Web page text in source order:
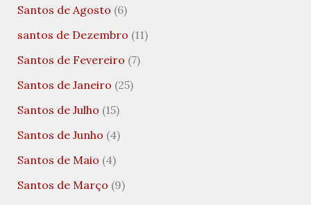
Santos de Agosto (6)
santos de Dezembro (11)
Santos de Fevereiro (7)
Santos de Janeiro (25)
Santos de Julho (15)
Santos de Junho (4)
Santos de Maio (4)
Santos de Março (9)